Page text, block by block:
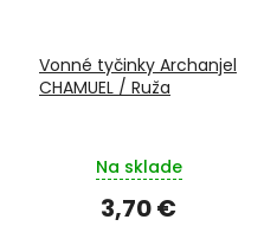
Vonné tyčinky Archanjel
CHAMUEL / Ruža
Na sklade
3,70 €